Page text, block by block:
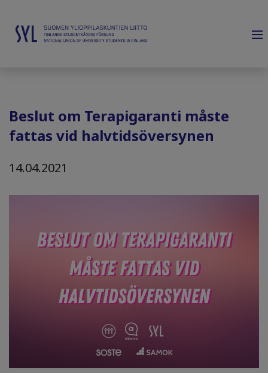
Beslut om Terapigaranti måste
fattas vid halvtidsöversynen
14.04.2021